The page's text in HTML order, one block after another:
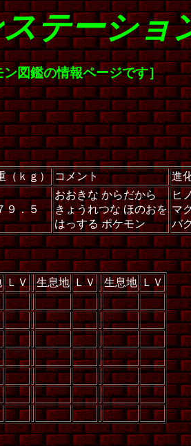
テーショ
図鑑の情報ページです］
（ｋｇ） コメント 進
９．５
おおきな からだから
きょうれつな ほのおを
はっする ポケモン
ヒ
マ
バ
ＬＶ 生息地 ＬＶ 生息地 ＬＶ